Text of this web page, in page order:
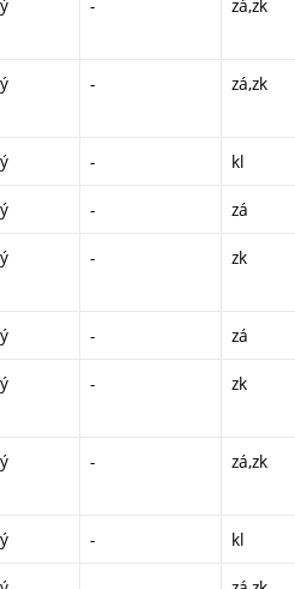
- zá,zk
- zá,zk
- kl
- zá
- zk
- zá
- zk
- zá,zk
- kl